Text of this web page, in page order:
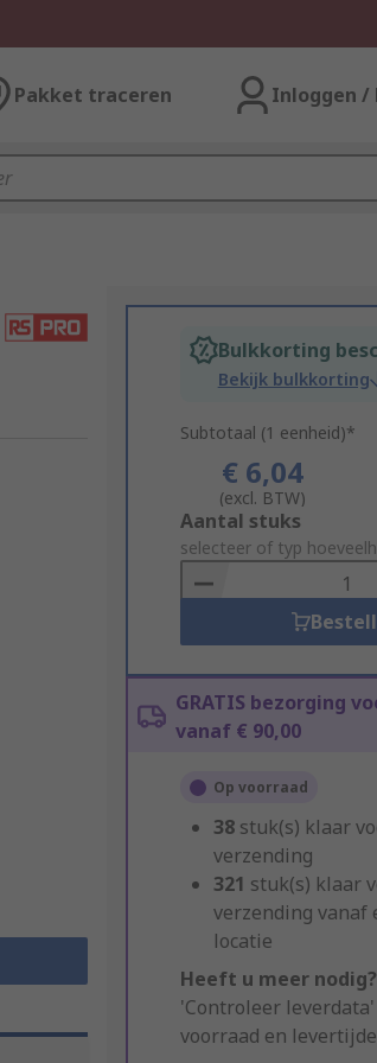
Pakket traceren Inloggen /
Bulkkorting
Bekijk bulkkorting
Subtotaal (1 eenheid)*
€ 6,04
(excl. BTW)
Add
to
Basket
Aantal stuks
selecteer of typ
GRATIS bezorging
vanaf € 90,00
Op voorraad
38 stuk(s) klaar
verzending
321 stuk(s) klaar
verzending vanaf
locatie
Heeft u meer nodig?
'Controleer
voorraad en